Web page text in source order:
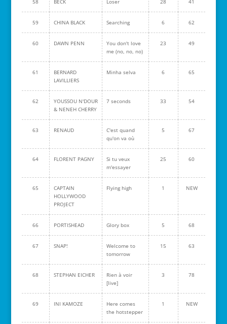
58 BECK Loser 28 41
59 CHINA BLACK Searching 6 62
60 DAWN PENN
You don't love
me (no, no, no)
23 49
61
BERNARD
LAVILLIERS
Minha selva 6 65
62
YOUSSOU N'DOUR
& NENEH CHERRY
7 seconds 33 54
63 RENAUD
C'est quand
qu'on va où
5 67
64 FLORENT PAGNY
Si tu veux
m'essayer
25 60
65
CAPTAIN
HOLLYWOOD
PROJECT
Flying high 1 NEW
66 PORTISHEAD Glory box 5 68
67 SNAP!
Welcome to
tomorrow
15 63
68 STEPHAN EICHER
Rien à voir
[live]
3 78
69 INI KAMOZE
Here comes
the hotstepper
1 NEW